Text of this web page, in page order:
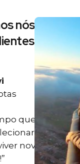
nós
que eu
novas